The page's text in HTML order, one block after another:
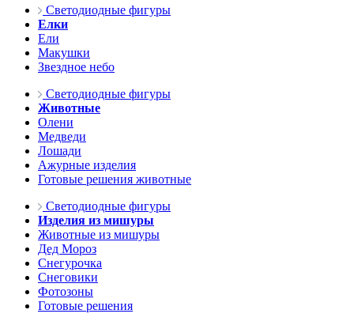
Светодиодные фигуры
Елки
Ели
Макушки
Звездное небо
Светодиодные фигуры
Животные
Олени
Медведи
Лошади
Ажурные изделия
Готовые решения животные
Светодиодные фигуры
Изделия из мишуры
Животные из мишуры
Дед Мороз
Снегурочка
Снеговики
Фотозоны
Готовые решения